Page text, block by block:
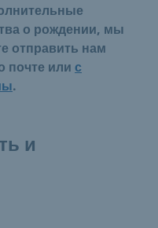
о рождении, мы
отправить нам
почте или с
.
и